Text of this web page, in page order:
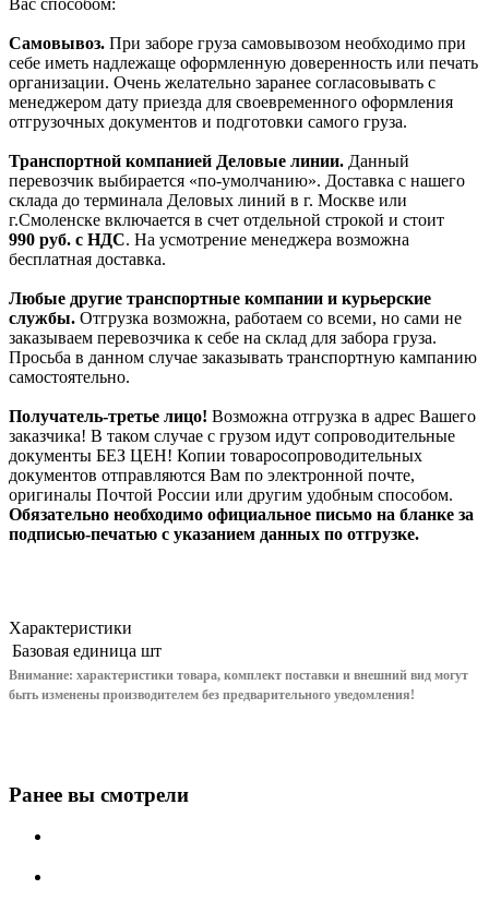
Вас способом:
Самовывоз. При заборе груза самовывозом необходимо при
себе иметь надлежаще оформленную доверенность или печать
организации. Очень желательно заранее согласовывать с
менеджером дату приезда для своевременного оформления
отгрузочных документов и подготовки самого груза.
Транспортной компанией Деловые линии. Данный
перевозчик выбирается «по-умолчанию». Доставка с нашего
склада до терминала Деловых линий в г. Москве или
г.Смоленске включается в счет отдельной строкой и стоит
990 руб. с НДС. На усмотрение менеджера возможна
бесплатная доставка.
Любые другие транспортные компании и курьерские
службы. Отгрузка возможна, работаем со всеми, но сами не
заказываем перевозчика к себе на склад для забора груза.
Просьба в данном случае заказывать транспортную кампанию
самостоятельно.
Получатель-третье лицо! Возможна отгрузка в адрес Вашего
заказчика! В таком случае с грузом идут сопроводительные
документы БЕЗ ЦЕН! Копии товаросопроводительных
документов отправляются Вам по электронной почте,
оригиналы Почтой России или другим удобным способом.
Обязательно необходимо официальное письмо на бланке за
подписью-печатью с указанием данных по отгрузке.
Характеристики
Базовая единица шт
Внимание: характеристики товара, комплект поставки и внешний вид могут
быть изменены производителем без предварительного уведомления!
Ранее вы смотрели